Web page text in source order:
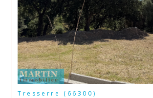
Tresserre (66300)